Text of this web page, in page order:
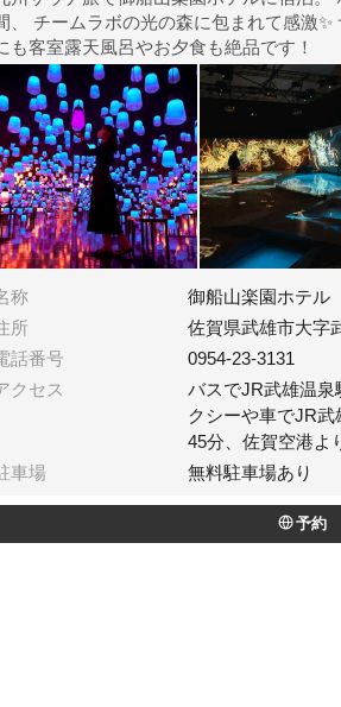
チームラボの光の森に包まれて感激✨ サウナやチームラボのアート以外
も客室露天風呂やお夕食も絶品です！
称
御船山楽園ホテル
所
佐賀県武雄市大字
話番号
0954-23-3131
クセス
バスでJR武雄温泉
クシーや車でJR
45分、佐賀空港よ
車場
無料駐車場あり
予約